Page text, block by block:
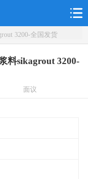
3200-全国发货
料sikagrout 3200-
面议